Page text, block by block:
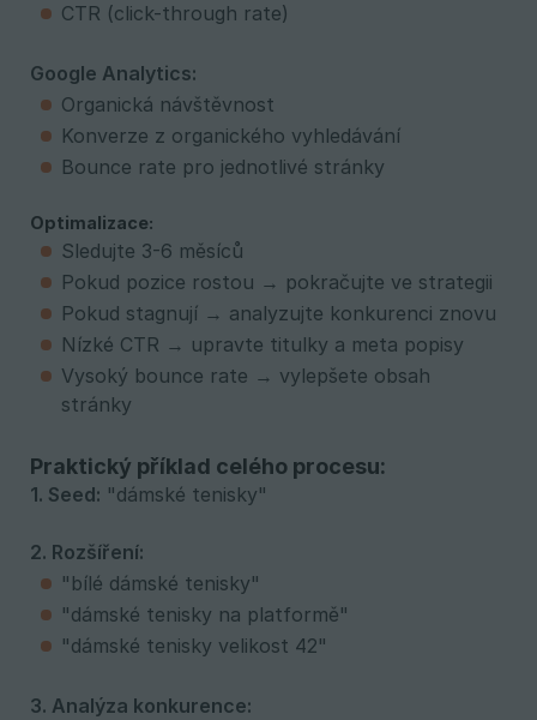
CTR (click-through rate)
Google Analytics:
Organická návštěvnost
Konverze z organického vyhledávání
Bounce rate pro jednotlivé stránky
Optimalizace:
Sledujte 3-6 měsíců
Pokud pozice rostou → pokračujte ve strategii
Pokud stagnují → analyzujte konkurenci znovu
Nízké CTR → upravte titulky a meta popisy
Vysoký bounce rate → vylepšete obsah
stránky
Praktický příklad celého procesu:
1. Seed: "dámské tenisky"
2. Rozšíření:
"bílé dámské tenisky"
"dámské tenisky na platformě"
"dámské tenisky velikost 42"
3. Analýza konkurence: